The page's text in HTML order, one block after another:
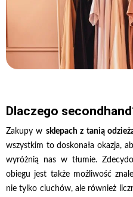
Dlaczego
Zakupy w sklepach z tanią
wszystkim to doskonała okazja,
wyróżnią nas w tłumie.
obiegu jest także możliwość
nie tylko ciuchów, ale również